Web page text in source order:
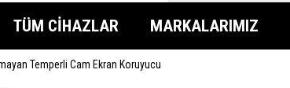
TÜM CİHAZLAR MARKALARIMIZ
Temperli Cam Ekran Koruyucu